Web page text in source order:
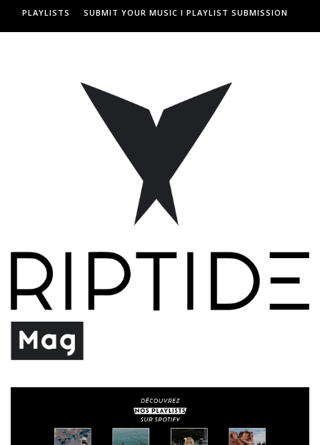
PLAYLISTS SUBMIT YOUR MUSIC I PLAYLIST SUBMISSION